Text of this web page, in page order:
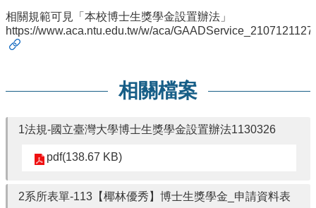
項
關
工
程
招
相關規範可見「本校博士生獎學金設置辦法」
https://www.aca.ntu.edu.tw/w/aca/
相關檔案
1法規-國立臺灣大學博士生獎學金設置辦法1130326
pdf(138.67 KB)
2系所表單-113【椰林優秀】博士生獎學金_申請資料表